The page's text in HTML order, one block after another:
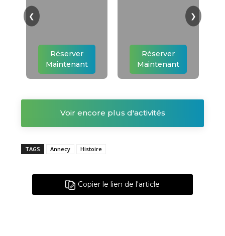
Réserver
Maintenant
Réserver
Maintenant
❮ ❯
Voir encore plus d'activités
TAGS Annecy Histoire
Copier le lien de l'article